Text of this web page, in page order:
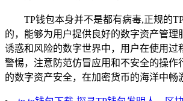
TP钱包本身并不是都有病毒,正规的
的，能够为用户提供良好的数字资产管理
诱惑和风险的数字世界中，用户在使用过
警惕，注意防范仿冒应用和不安全的操作
的数字资产安全，在加密货币的海洋中畅